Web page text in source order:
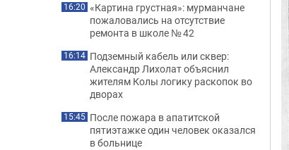
16:20 «Картина грустная»: мурманчане
пожаловались на отсутствие
ремонта в школе № 42
16:14 Подземный кабель или сквер:
Александр Лихолат объяснил
жителям Колы логику раскопок во
дворах
15:45 После пожара в апатитской
пятиэтажке один человек оказался
в больнице